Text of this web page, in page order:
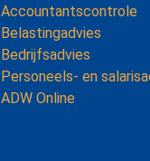
Accountantscontrole
Belastingadvies
Bedrijfsadvies
Personeels- en
ADW Online